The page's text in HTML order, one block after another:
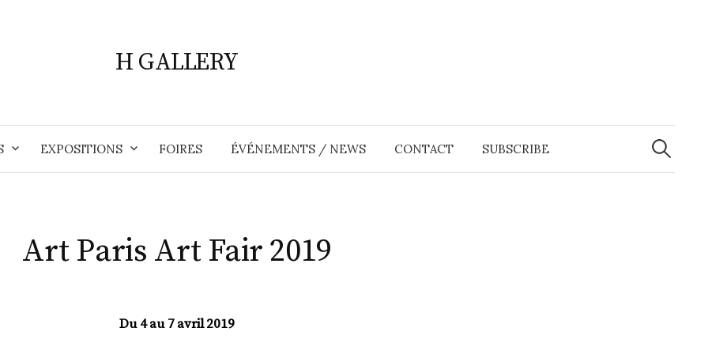
H GALLERY
EXPOSITIONS FOIRES ÉVÉNEMENTS / NEWS CONTACT SUBSCRIBE
Search
for:
Art Paris Art Fair 2019
Du 4 au 7 avril 2019